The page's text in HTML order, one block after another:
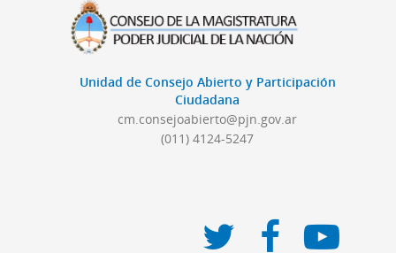
Unidad de Consejo Abierto y Participación
Ciudadana
cm.consejoabierto@pjn.gov.ar
(011) 4124-5247